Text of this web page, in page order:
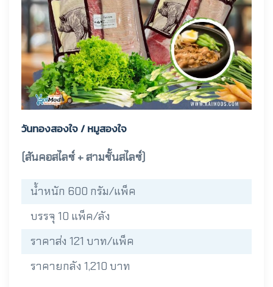
วันทองสองใจ / หมูสองใจ
(สันคอสไลซ์ + สามชั้นสไลซ์)
น้ำหนัก 600 กรัม/แพ็ค
บรรจุ 10 แพ็ค/ลัง
ราคาส่ง 121 บาท/แพ็ค
ราคายกลัง 1,210 บาท